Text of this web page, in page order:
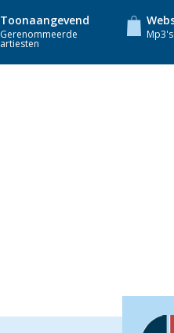
Toonaangevend
Gerenommeerde
artiesten